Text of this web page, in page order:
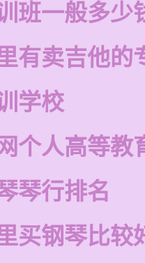
班一般多少
有卖吉他的
学校
个人高等教
琴行排名
买钢琴比较